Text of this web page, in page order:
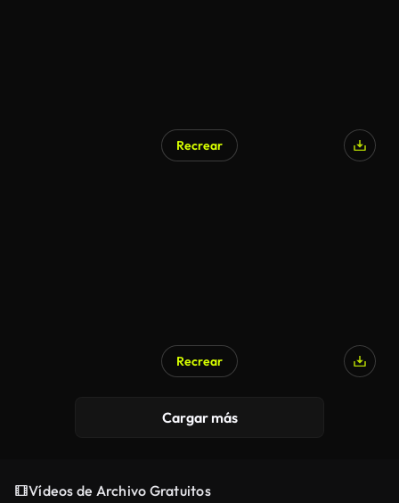
Recrear
Recrear
Cargar más
Vídeos de Archivo Gratuitos